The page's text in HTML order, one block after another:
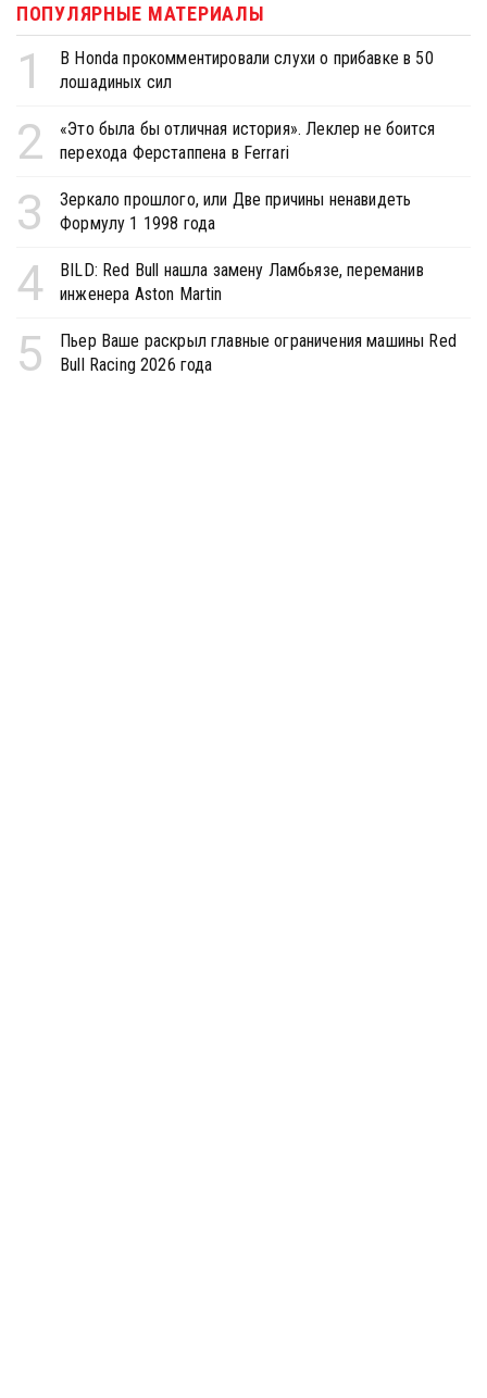
ПОПУЛЯРНЫЕ МАТЕРИАЛЫ
1
В Honda прокомментировали слухи о прибавке в 50
лошадиных сил
2
«Это была бы отличная история». Леклер не боится
перехода Ферстаппена в Ferrari
3
Зеркало прошлого, или Две причины ненавидеть
Формулу 1 1998 года
4
BILD: Red Bull нашла замену Ламбьязе, переманив
инженера Aston Martin
5
Пьер Ваше раскрыл главные ограничения машины Red
Bull Racing 2026 года